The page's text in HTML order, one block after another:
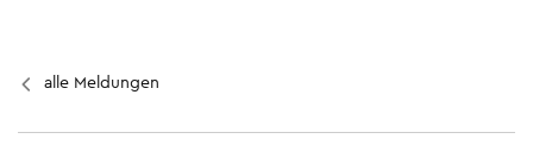
alle Meldungen